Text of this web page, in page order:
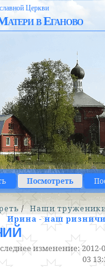
Церкви
в Еганово
Посмотреть
/Наши
Ирина - наш
изменение:2012-
03